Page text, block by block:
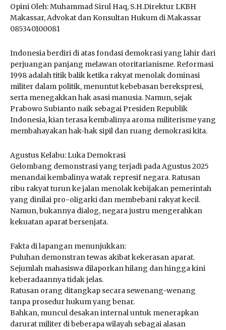
Opini Oleh: Muhammad Sirul Haq, S.H.Direktur LKBH
Makassar, Advokat dan Konsultan Hukum di Makassar
085340100081
Indonesia berdiri di atas fondasi demokrasi yang lahir dari
perjuangan panjang melawan otoritarianisme. Reformasi
1998 adalah titik balik ketika rakyat menolak dominasi
militer dalam politik, menuntut kebebasan berekspresi,
serta menegakkan hak asasi manusia. Namun, sejak
Prabowo Subianto naik sebagai Presiden Republik
Indonesia, kian terasa kembalinya aroma militerisme yang
membahayakan hak-hak sipil dan ruang demokrasi kita.
Agustus Kelabu: Luka Demokrasi
Gelombang demonstrasi yang terjadi pada Agustus 2025
menandai kembalinya watak represif negara. Ratusan
ribu rakyat turun ke jalan menolak kebijakan pemerintah
yang dinilai pro-oligarki dan membebani rakyat kecil.
Namun, bukannya dialog, negara justru mengerahkan
kekuatan aparat bersenjata.
Fakta di lapangan menunjukkan:
Puluhan demonstran tewas akibat kekerasan aparat.
Sejumlah mahasiswa dilaporkan hilang dan hingga kini
keberadaannya tidak jelas.
Ratusan orang ditangkap secara sewenang-wenang
tanpa prosedur hukum yang benar.
Bahkan, muncul desakan internal untuk menerapkan
darurat militer di beberapa wilayah sebagai alasan